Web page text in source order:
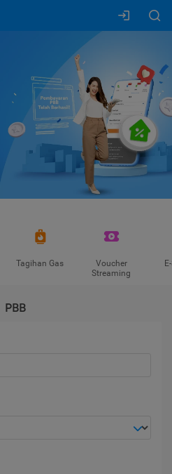
Tagihan Gas
Voucher
Streaming
PBB